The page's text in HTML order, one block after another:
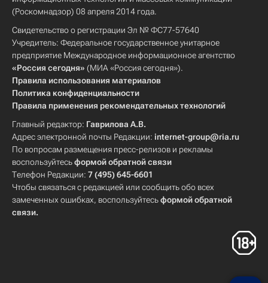
(Роскомнадзор) 08 апреля 2014 года.
Свидетельство о регистрации Эл № ФС77-57640
Учредитель: Федеральное государственное унитарное
предприятие Международное информационное агентство
«Россия сегодня» (МИА «Россия сегодня»).
Правила использования материалов
Политика конфиденциальности
Правила применения рекомендательных технологий
Главный редактор: Гаврилова А.В.
Адрес электронной почты Редакции: internet-group@ria.ru
По вопросам размещения пресс-релизов и рекламы
воспользуйтесьформой обратной связи
Телефон Редакции: 7 (495) 645-6601
Чтобы связаться с редакцией или сообщить обо всех
замеченных ошибках, воспользуйтесьформой обратной
связи.